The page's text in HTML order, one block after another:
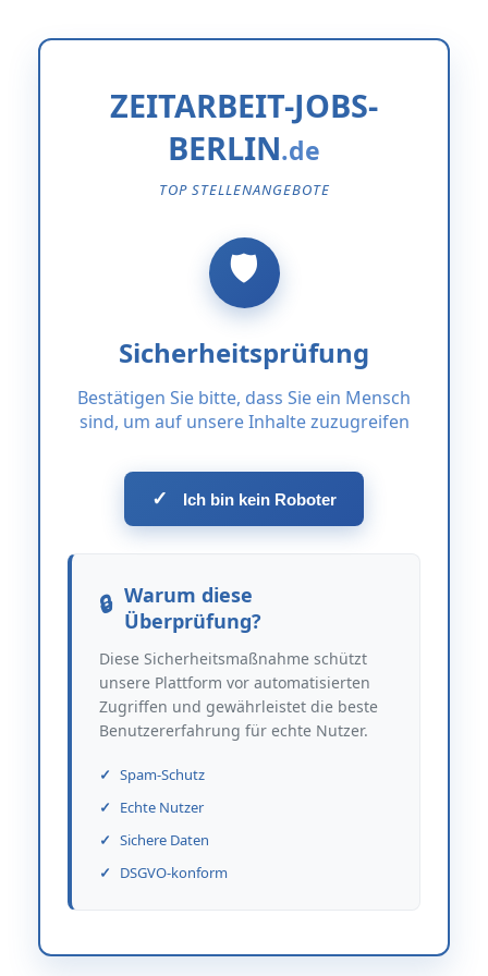
ZEITARBEIT-JOBS-
BERLIN
TOP STELLENANGEBOTE
Sicherheitsprüfung
Bestätigen Sie bitte, dass Sie ein Mensch
sind, um auf unsere Inhalte zuzugreifen
✓ Ich bin kein Roboter
Warum diese
Überprüfung?
Diese Sicherheitsmaßnahme schützt
unsere Plattform vor automatisierten
Zugriffen und gewährleistet die beste
Benutzererfahrung für echte Nutzer.
Spam-Schutz
Echte Nutzer
Sichere Daten
DSGVO-konform